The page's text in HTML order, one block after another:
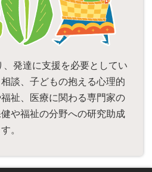
発達に支援を必要としてい
談、子どもの抱える心理的
祉、医療に関わる専門家の
や福祉の分野への研究助成
。